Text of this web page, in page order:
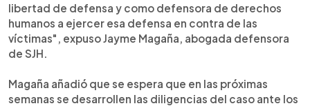
libertad de defensa y como defensora de derechos
humanos a ejercer esa defensa en contra de las
víctimas", expuso Jayme Magaña, abogada defensora
de SJH.
Magaña añadió que se espera que en las próximas
semanas se desarrollen las diligencias del caso ante los